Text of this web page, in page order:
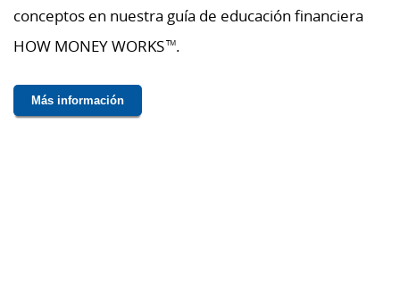
conceptos en nuestra guía de educación financiera
HOW MONEY WORKSTM.
Más información